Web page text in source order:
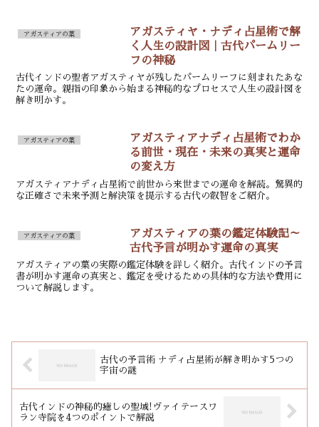
アガスティアの葉
アガスティヤ・ナディ占星術で解
く人生の設計図｜古代パームリー
フの神秘
古代インドの聖者アガスティヤが残したパームリーフに刻まれたあな
たの運命。親指の印象から始まる神秘的なプロセスで人生の設計図を
解き明かす。
アガスティアの葉
アガスティアナディ占星術でわか
る前世・現在・未来の真実と運命
の変え方
アガスティアナディ占星術で前世から来世までの運命を解読。驚異的
な正確さで未来予測と解決策を提示する古代の叡智をご紹介。
アガスティアの葉
アガスティアの葉の鑑定体験記～
古代予言が明かす運命の真実
アガスティアの葉の実際の鑑定体験を詳しく紹介。古代インドの予言
書が明かす運命の真実と、鑑定を受けるための具体的な方法や費用に
ついて解説します。
古代の予言術 ナディ占星術が解き明かす5つの
宇宙の謎
古代インドの神秘的癒しの聖域!ヴァイテースワ
ラン寺院を4つのポイントで解説